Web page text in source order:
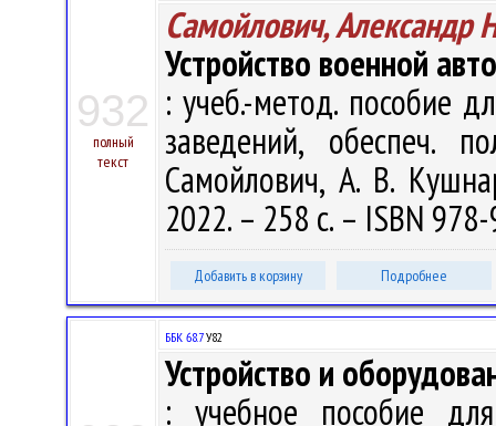
932
полный
текст
Самойлович, Александр
Устройство военной
: учеб.-метод. пособие
заведений, обеспеч.
Самойлович, А. В.
2022. – 258 с. – ISBN
Добавить в корзину Подробнее
ББК 68.7У82
Устройство и
: учебное пособие